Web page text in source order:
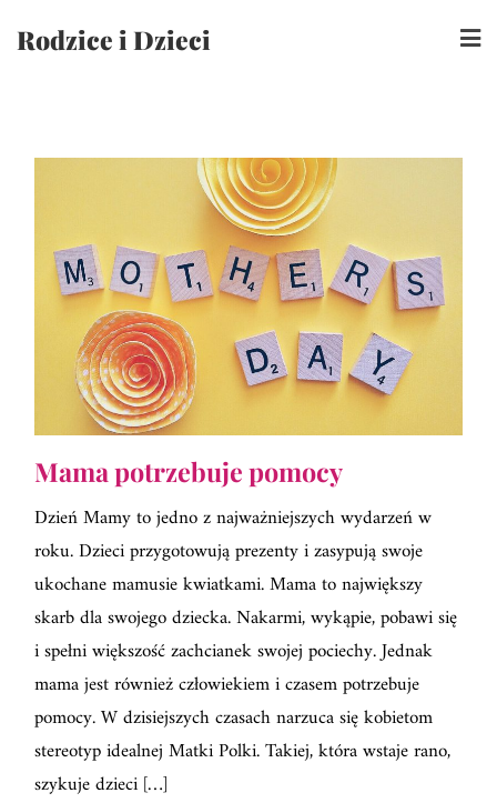
Rodzice i Dzieci
Mama potrzebuje pomocy
Dzień Mamy to jedno z najważniejszych wydarzeń w
roku. Dzieci przygotowują prezenty i zasypują swoje
ukochane mamusie kwiatkami. Mama to największy
skarb dla swojego dziecka. Nakarmi, wykąpie, pobawi się
i spełni większość zachcianek swojej pociechy. Jednak
mama jest również człowiekiem i czasem potrzebuje
pomocy. W dzisiejszych czasach narzuca się kobietom
stereotyp idealnej Matki Polki. Takiej, która wstaje rano,
szykuje dzieci […]